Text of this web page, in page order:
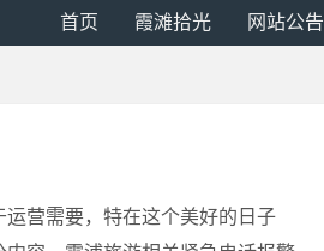
首页 霞滩拾光 网站公告
营需要，特在这个美好的日子